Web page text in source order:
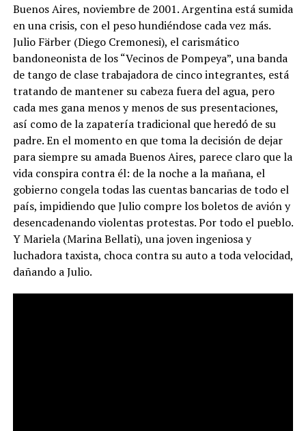
Buenos Aires, noviembre de 2001. Argentina está sumida
en una crisis, con el peso hundiéndose cada vez más.
Julio Färber (Diego Cremonesi), el carismático
bandoneonista de los “Vecinos de Pompeya”, una banda
de tango de clase trabajadora de cinco integrantes, está
tratando de mantener su cabeza fuera del agua, pero
cada mes gana menos y menos de sus presentaciones,
así como de la zapatería tradicional que heredó de su
padre. En el momento en que toma la decisión de dejar
para siempre su amada Buenos Aires, parece claro que la
vida conspira contra él: de la noche a la mañana, el
gobierno congela todas las cuentas bancarias de todo el
país, impidiendo que Julio compre los boletos de avión y
desencadenando violentas protestas. Por todo el pueblo.
Y Mariela (Marina Bellati), una joven ingeniosa y
luchadora taxista, choca contra su auto a toda velocidad,
dañando a Julio.